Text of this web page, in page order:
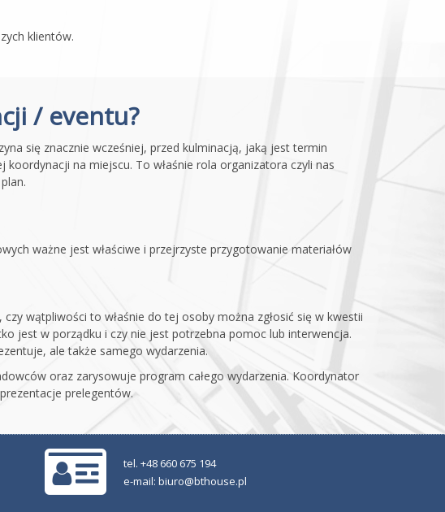
klientów.
/ eventu?
się znacznie wcześniej, przed kulminacją, jaką jest termin
na miejscu. To właśnie rola organizatora czyli nas
ważne jest właściwe i przejrzyste przygotowanie materiałów
wątpliwości to właśnie do tej osoby można zgłosić się w kwestii
jest w porządku i czy nie jest potrzebna pomoc lub interwencja.
ale także samego wydarzenia.
oraz zarysowuje program całego wydarzenia. Koordynator
prelegentów.
tel. +48 660 675 194
e-mail: biuro@bthouse.pl